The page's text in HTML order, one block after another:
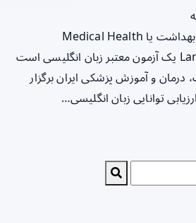
مقدمهآزمون زبان وزارت بهداشت یا Medical Health
Language Exam (MHLE) یک آزمون معتبر زبان انگلیسی است
و آموزش پزشکی ایران برگزار
توانایی زبان انگلیسی…